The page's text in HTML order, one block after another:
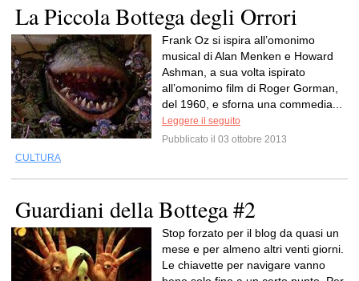
La Piccola Bottega degli Orrori
Frank Oz si ispira all’omonimo
musical di Alan Menken e Howard
Ashman, a sua volta ispirato
all’omonimo film di Roger Gorman,
del 1960, e sforna una commedia...
Leggere il seguito
Pubblicato il 03 ottobre 2013
CULTURA
Guardiani della Bottega #2
Stop forzato per il blog da quasi un
mese e per almeno altri venti giorni.
Le chiavette per navigare vanno